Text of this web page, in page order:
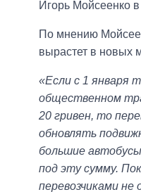
Игорь Мойсеенко в
По мнению
вырастет в новых
«Если с 1 января
общественном
20 гривен, то
обновлять
большие
под эту сумму.
перевозчиками не